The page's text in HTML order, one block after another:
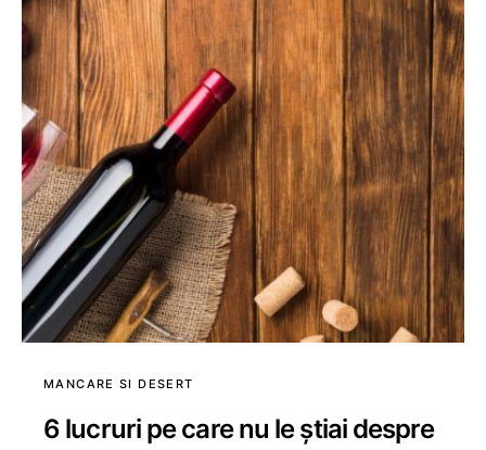
MANCARE SI DESERT
6 lucruri pe care nu le știai despre